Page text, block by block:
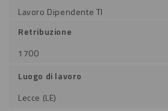
Lavoro Dipendente TI
Retribuzione
1700
Luogo di lavoro
Lecce (LE)